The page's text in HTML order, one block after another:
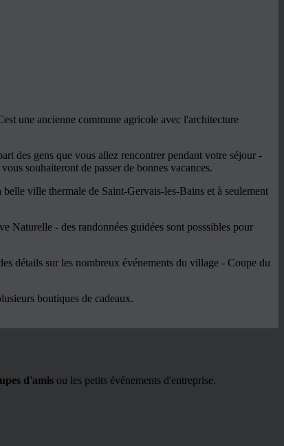
une ancienne commune agricole avec l'architecture
des gens que vous allez rencontrer pendant votre séjour -
souhaiteront de passer de bonnes vacances.
ville thermale de Saint-Gervais-les-Bains et à seulement
Naturelle - des randonnées guidées sont posssibles pour
détails sur les nombreux événements du village - Coupe du
boutiques de cadeaux.
d'amis ou les petits événements d'entreprise.